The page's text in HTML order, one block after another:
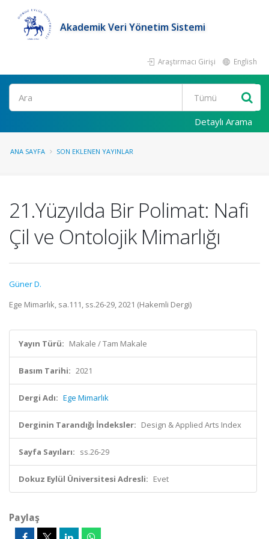
Akademik Veri Yönetim Sistemi
Araştırmacı Girişi English
Ara
Detaylı Arama
ANA SAYFA SON EKLENEN YAYINLAR
21.Yüzyılda Bir Polimat: Nafi
Çil ve Ontolojik Mimarlığı
Güner D.
Ege Mimarlık, sa.111, ss.26-29, 2021 (Hakemli Dergi)
Yayın Türü: Makale / Tam Makale
Basım Tarihi: 2021
Dergi Adı: Ege Mimarlık
Derginin Tarandığı İndeksler: Design & Applied Arts Index
Sayfa Sayıları: ss.26-29
Dokuz Eylül Üniversitesi Adresli: Evet
Paylaş